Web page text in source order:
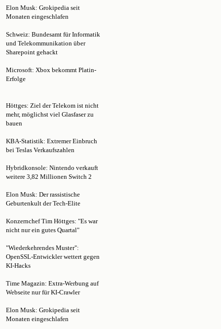
Monaten eingeschlafen
Schweiz: Bundesamt für Informatik
und Telekommunikation über
Sharepoint gehackt
Microsoft: Xbox bekommt Platin-
Erfolge
mehr, möglichst viel Glasfaser zu
bauen
bei Teslas Verkaufszahlen
weitere 3,82 Millionen Switch 2
Elon Musk: Der rassistische
Geburtenkult der Tech-Elite
nicht nur ein gutes Quartal"
"Wiederkehrendes Muster":
OpenSSL-Entwickler wettert gegen
KI-Hacks
Webseite nur für KI-Crawler
Monaten eingeschlafen
Schweiz: Bundesamt für Informatik